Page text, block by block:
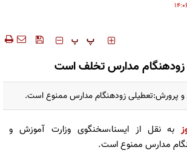
‍‍‍ پ پ
زودهنگام مدارس تخلف است
پرورش:تعطیلی زودهنگام مدارس ممنوع است.
به نقل از ایسنا،سخنگوی وزارت آموزش و
مدارس ممنوع است.